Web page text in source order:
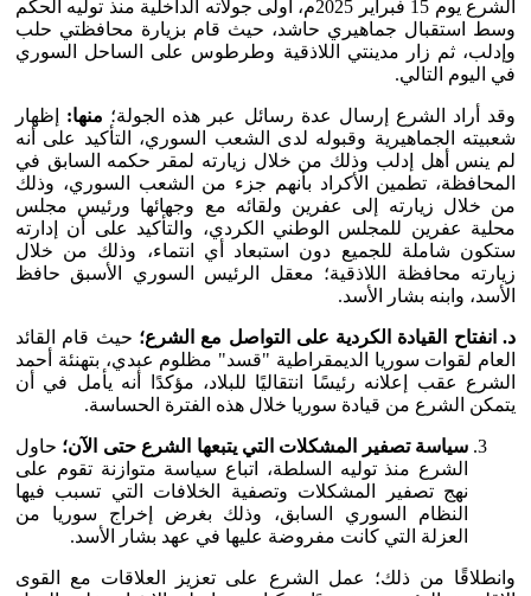
الشرع يوم 15 فبراير 2025م، أولى جولاته الداخلية منذ توليه الُحكم
وسط استقبال جماهيري حاشد، حيث قام بزيارة محافظتي حلب
وإدلب، ثم زار مدينتي اللاذقية وطرطوس على الساحل السوري
في اليوم التالي.
وقد أراد الشرع إرسال عدة رسائل عبر هذه الجولة؛ منها: إظهار
شعبيته الجماهيرية وقبوله لدى الشعب السوري، التأكيد على أنه
لم ينس أهل إدلب وذلك من خلال زيارته لمقر حكمه السابق في
المحافظة، تطمين الأكراد بأنهم جزء من الشعب السوري، وذلك
من خلال زيارته إلى عفرين ولقائه مع وجهائها ورئيس مجلس
محلية عفرين للمجلس الوطني الكردي، والتأكيد على أن إدارته
ستكون شاملة للجميع دون استبعاد أي انتماء، وذلك من خلال
زيارته محافظة اللاذقية؛ معقل الرئيس السوري الأسبق حافظ
الأسد، وابنه بشار الأسد.
د. انفتاح القيادة الكردية على التواصل مع الشرع؛ حيث قام القائد
العام لقوات سوريا الديمقراطية "قسد" مظلوم عبدي، بتهنئة أحمد
الشرع عقب إعلانه رئيسًا انتقاليًا للبلاد، مؤكدًا أنه يأمل في أن
يتمكن الشرع من قيادة سوريا خلال هذه الفترة الحساسة.
سياسة تصفير المشكلات التي يتبعها الشرع حتى الآن؛ حاول
الشرع منذ توليه السلطة، اتباع سياسة متوازنة تقوم على
نهج تصفير المشكلات وتصفية الخلافات التي تسبب فيها
النظام السوري السابق، وذلك بغرض إخراج سوريا من
العزلة التي كانت مفروضة عليها في عهد بشار الأسد.
وانطلاقًا من ذلك؛ عمل الشرع على تعزيز العلاقات مع القوى